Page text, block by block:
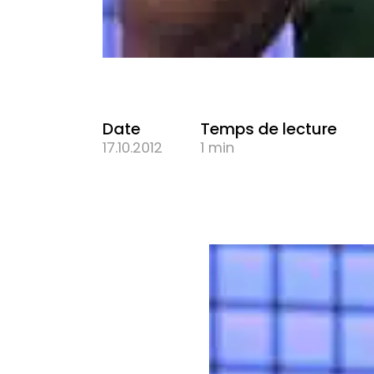
Date
17.10.2012
Temps de lecture
1 min